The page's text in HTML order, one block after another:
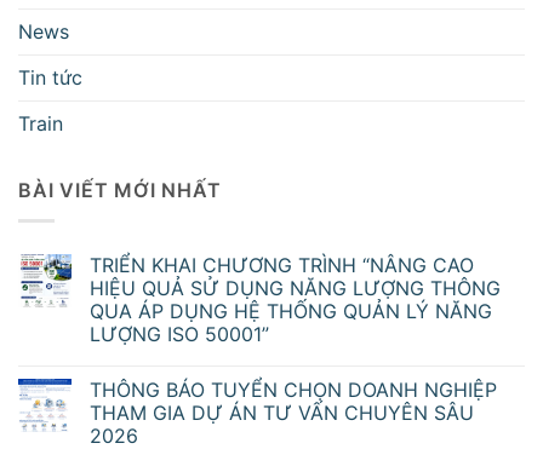
News
Tin tức
Train
BÀI VIẾT MỚI NHẤT
TRIỂN KHAI CHƯƠNG TRÌNH “NÂNG CAO
HIỆU QUẢ SỬ DỤNG NĂNG LƯỢNG THÔNG
QUA ÁP DỤNG HỆ THỐNG QUẢN LÝ NĂNG
LƯỢNG ISO 50001”
THÔNG BÁO TUYỂN CHỌN DOANH NGHIỆP
THAM GIA DỰ ÁN TƯ VẤN CHUYÊN SÂU
2026